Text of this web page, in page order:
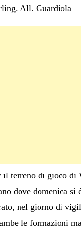
All. Guardiola
il terreno di gioco
dove domenica si
nel giorno di
le formazioni